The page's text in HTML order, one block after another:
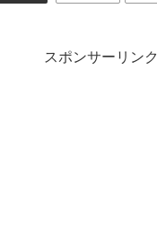
スポンサーリンク